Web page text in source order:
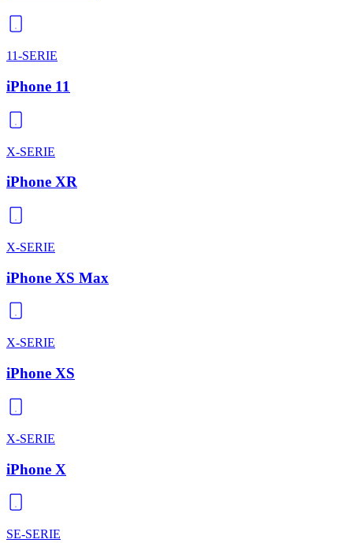
11-SERIE
iPhone 11
X-SERIE
iPhone XR
X-SERIE
iPhone XS Max
X-SERIE
iPhone XS
X-SERIE
iPhone X
SE-SERIE